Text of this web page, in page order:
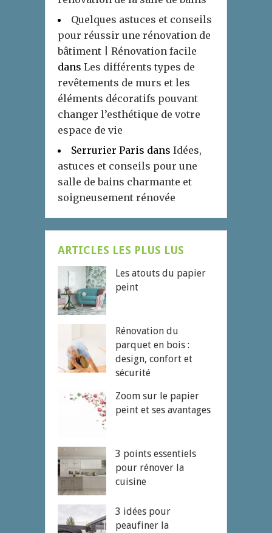
Quelques astuces et conseils
pour réussir une rénovation de
bâtiment | Rénovation facile
dans Les différents types de
revêtements de murs et les
éléments décoratifs pouvant
changer l’esthétique de votre
espace de vie
Serrurier Paris dans Idées,
astuces et conseils pour une
salle de bains charmante et
soigneusement rénovée
ARTICLES LES PLUS LUS
Les atouts du papier
peint
Rénovation du
parquet en bois :
design, confort et
sécurité
Zoom sur le papier
peint et ses avantages
3 points essentiels
pour rénover la
cuisine
3 idées pour
peaufiner la